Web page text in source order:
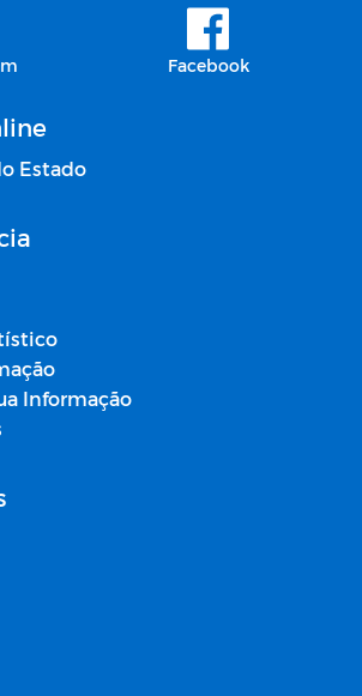
Facebook
Estado
Informação